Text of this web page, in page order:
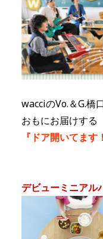
wacciのVo.＆G.橋
おもにお届けする
『ドア開いてます
デビューミニアル